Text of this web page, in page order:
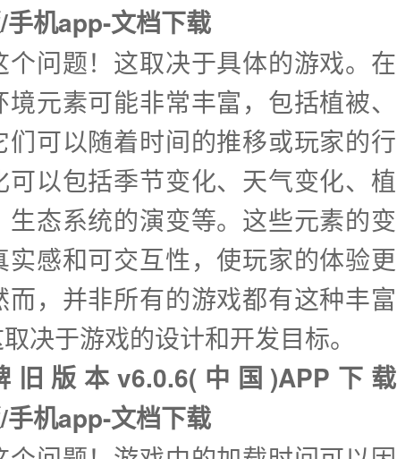
机app-文档下载
问题！这取决于具体的游戏。在
元素可能非常丰富，包括植被、
可以随着时间的推移或玩家的行
以包括季节变化、天气变化、植
态系统的演变等。这些元素的变
感和可交互性，使玩家的体验更
，并非所有的游戏都有这种丰富
决于游戏的设计和开发目标。
版本v6.0.6(中国)APP下载
机app-文档下载